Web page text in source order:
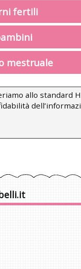
fertili
mestruale
allo standard